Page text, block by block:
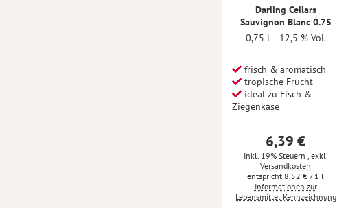
Darling Cellars
Sauvignon Blanc 0.75
0,75 l
12,5 % Vol.
frisch & aromatisch
tropische Frucht
ideal zu Fisch &
Ziegenkäse
6,39 €
Inkl. 19% Steuern exkl.
Versandkosten
8,52 € / 1 l
Informationen zur
Lebensmittel Kennzeichnung